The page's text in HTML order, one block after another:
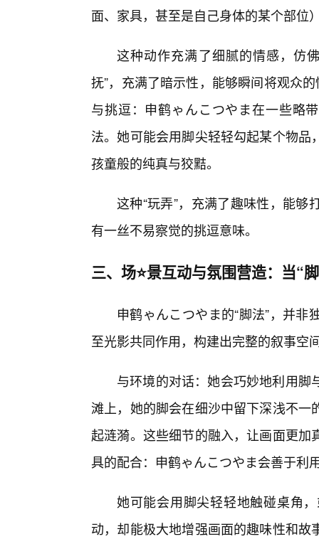
面、家具，甚至是自己身体的某个部位
这种动作充满了细腻的情感，仿
抚”，充满了暗示性，能够瞬间将观众
与挑逗：申鹤ゃんこつやま在一些略
法。她可能会用脚尖轻轻勾起某个物
孩童般的纯真与狡黠。
这种“玩弄”，充满了趣味性，能
有一丝不易察觉的挑逗意味。
三、场⭐景互动与氛围营造：当“
申鹤ゃんこつやま的“脚法”，并
至光影共同作用，构建出完整的叙事空
与环境的对话：她会巧妙地利用
滩上，她的脚会在细沙中留下深浅不
起涟漪。这些细节的融入，让画面更
具的配合：申鹤ゃんこつやま会善于利
她可能会用脚尖轻轻地触碰桌角
动，却能极大地增强画面的趣味性和